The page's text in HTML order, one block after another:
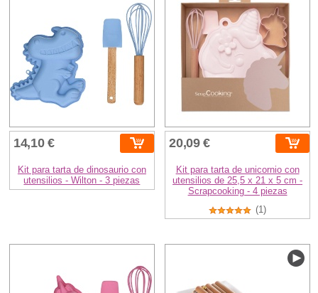
14,10 €
Kit para tarta de dinosaurio con
utensilios - Wilton - 3 piezas
20,09 €
Kit para tarta de unicornio con
utensilios de 25,5 x 21 x 5 cm -
Scrapcooking - 4 piezas
(1)